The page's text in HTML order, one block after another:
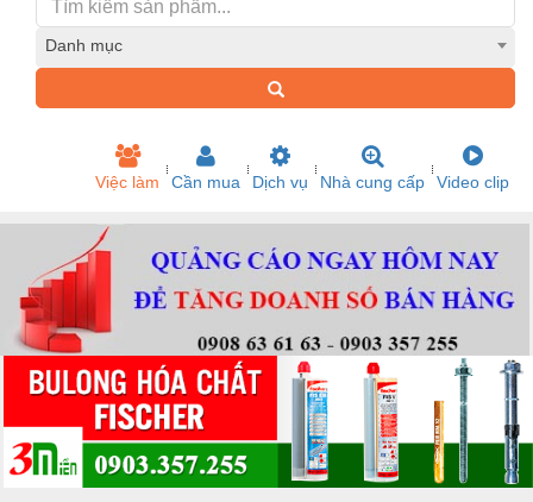
Danh mục
Việc làm Cần mua Dịch vụ Nhà cung cấp Video clip